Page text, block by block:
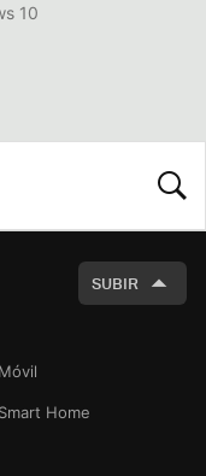
10
SUBIR
Home